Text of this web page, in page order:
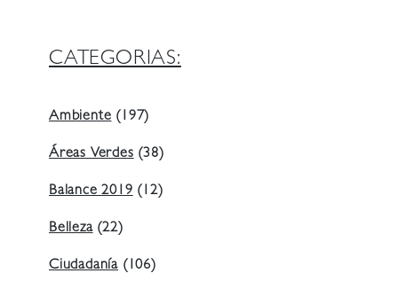
CATEGORIAS:
Ambiente(197)
Áreas Verdes(38)
Balance 2019(12)
Belleza(22)
Ciudadanía (106)